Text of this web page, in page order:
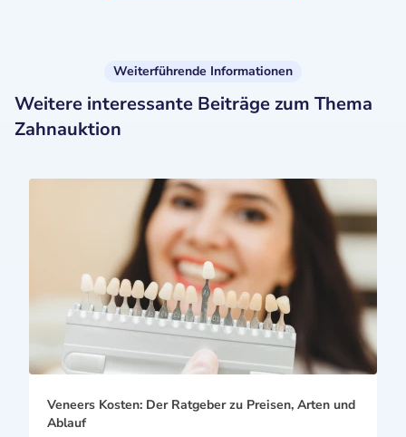
Weiterführende Informationen
Weitere interessante Beiträge zum Thema
Zahnauktion
Veneers Kosten: Der Ratgeber zu Preisen, Arten und
Ablauf